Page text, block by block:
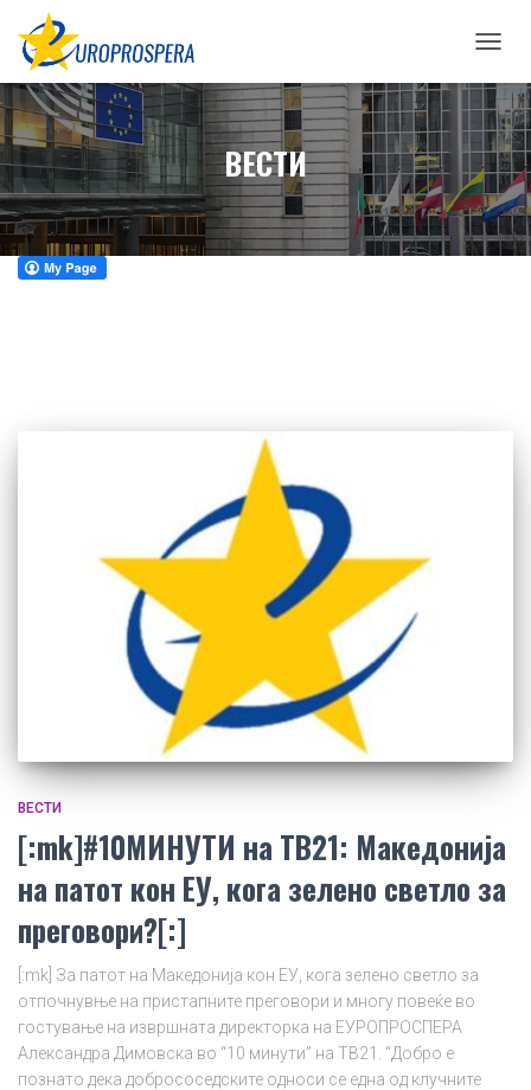
ВЕСТИ
ВЕСТИ
[:mk]#10МИНУТИ на ТВ21: Македонија
на патот кон ЕУ, кога зелено светло за
преговори?[:]
[:mk] За патот на Македонија кон ЕУ, кога зелено светло за
отпочнувње на пристапните преговори и многу повеќе во
гостување на извршната директорка на ЕУРОПРОСПЕРА
Александра Димовска во “10 минути” на ТВ21. “Добро е
познато дека добрососедските односи се една од клучните